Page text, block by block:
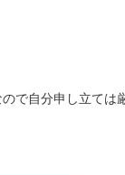
で自分申し立ては